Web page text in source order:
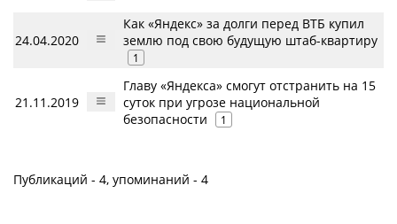
24.04.2020
Как «Яндекс» за долги перед ВТБ купил
землю под свою будущую штаб-квартиру
1
21.11.2019
Главу «Яндекса» смогут отстранить на 15
суток при угрозе национальной
безопасности
1
Публикаций - 4, упоминаний - 4